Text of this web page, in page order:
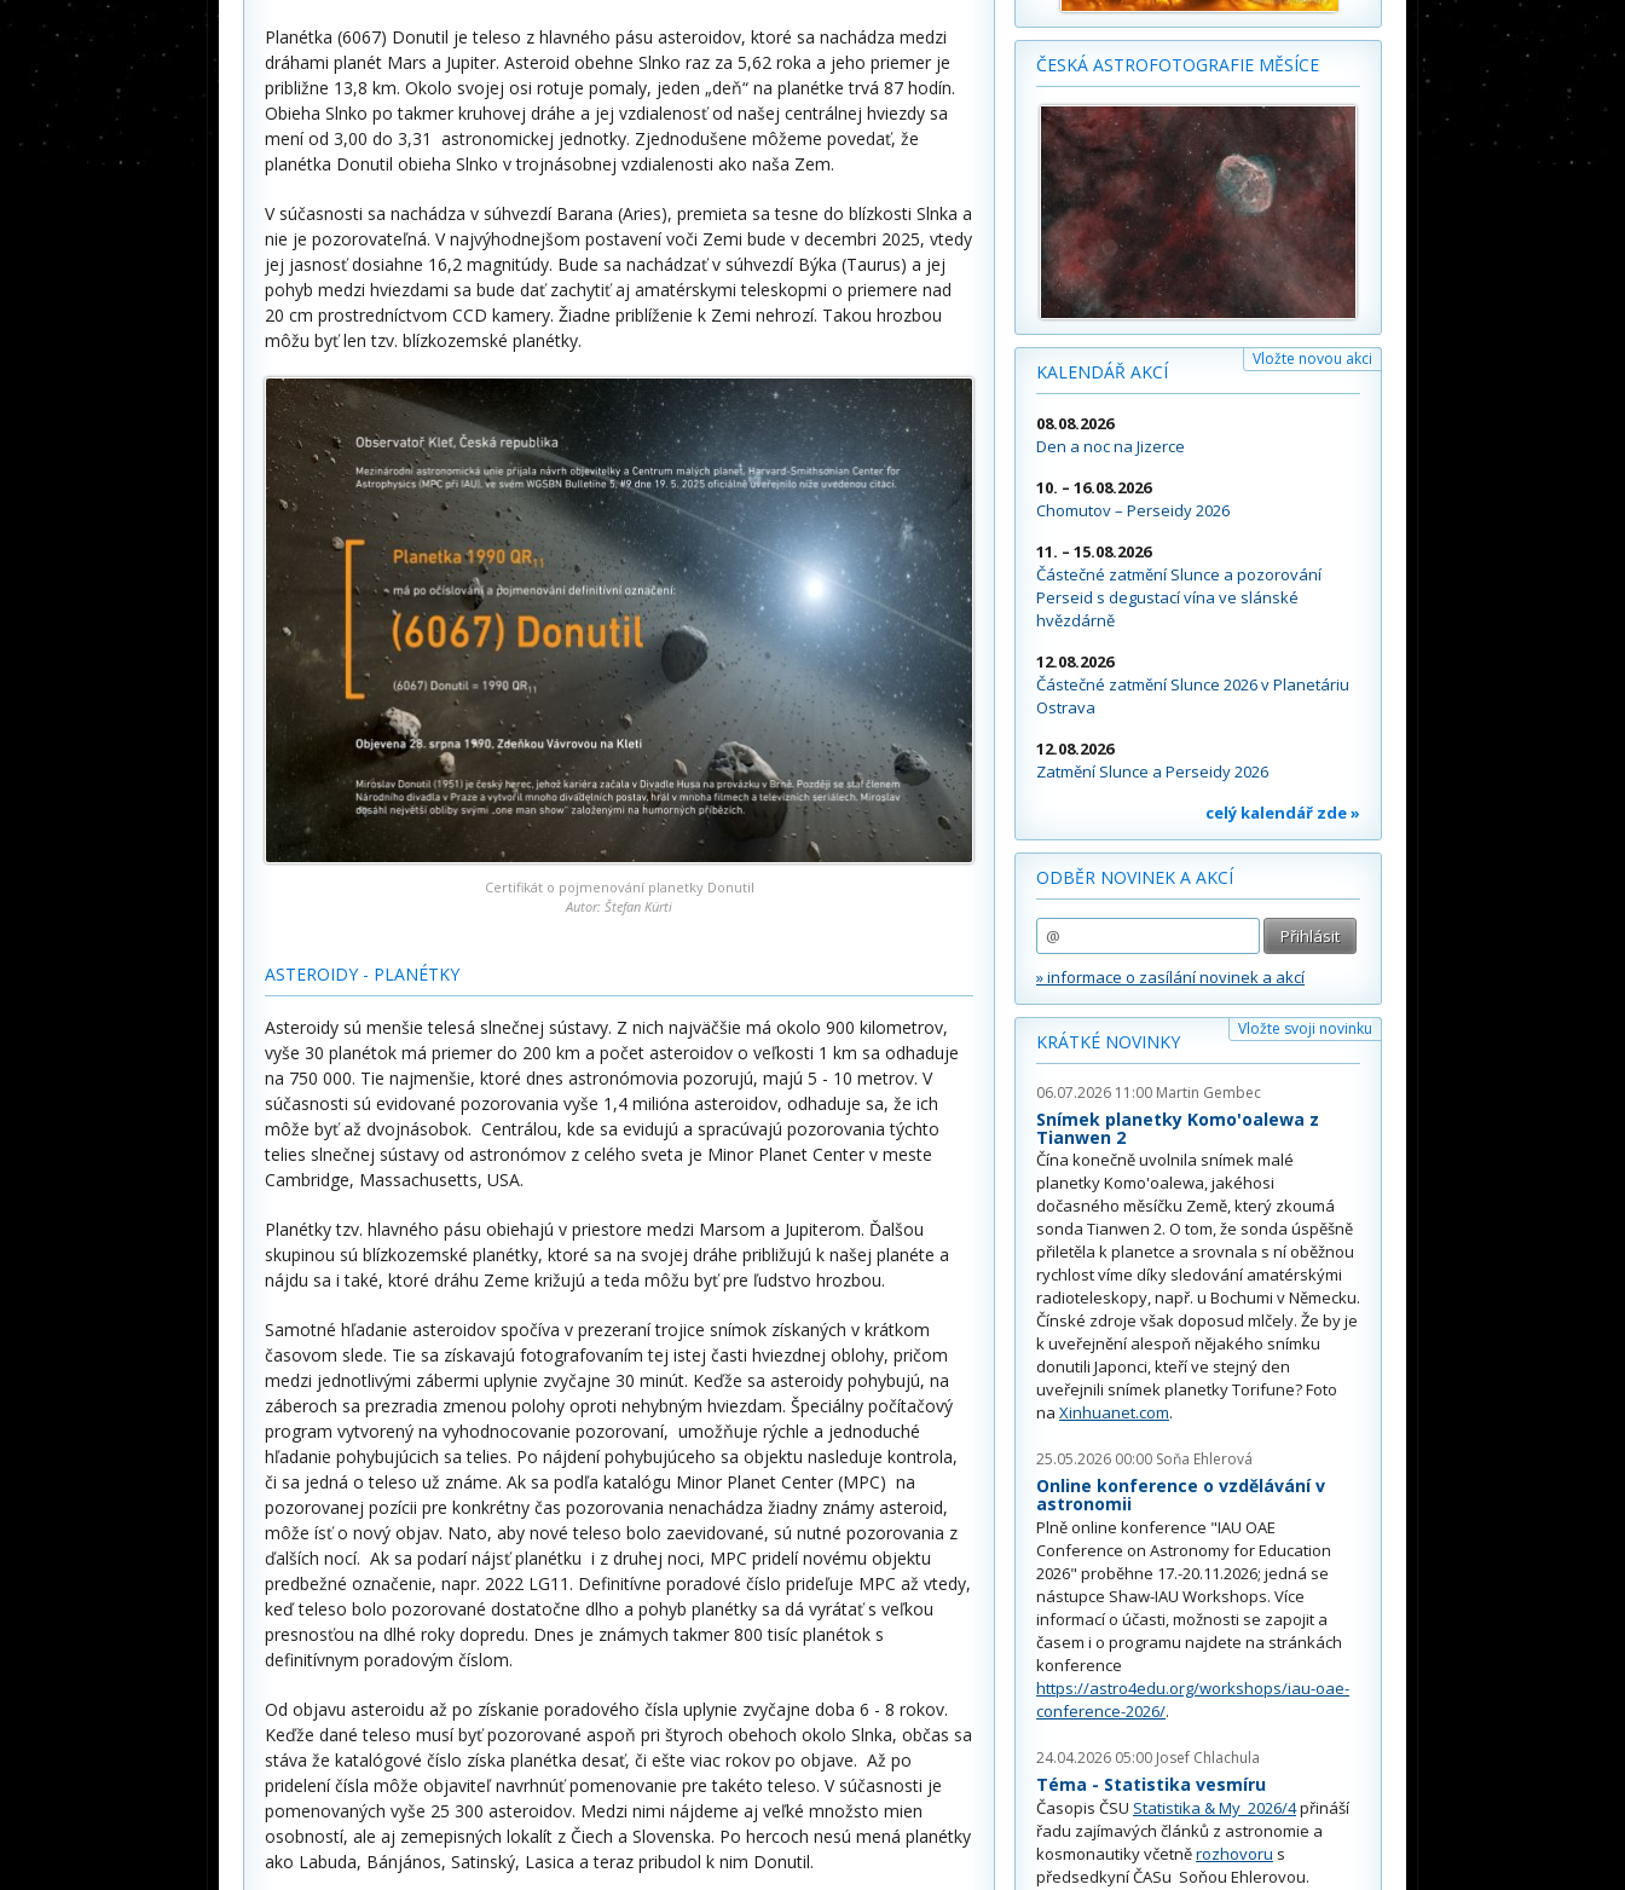
Planétka (6067) Donutil je teleso z hlavného pásu asteroidov, ktoré sa nachádza medzi
dráhami planét Mars a Jupiter. Asteroid obehne Slnko raz za 5,62 roka a jeho priemer je
približne 13,8 km. Okolo svojej osi rotuje pomaly, jeden „deň“ na planétke trvá 87 hodín.
Obieha Slnko po takmer kruhovej dráhe a jej vzdialenosť od našej centrálnej hviezdy sa
mení od 3,00 do 3,31 astronomickej jednotky. Zjednodušene môžeme povedať, že
planétka Donutil obieha Slnko v trojnásobnej vzdialenosti ako naša Zem.
V súčasnosti sa nachádza v súhvezdí Barana (Aries), premieta sa tesne do blízkosti Slnka a
nie je pozorovateľná. V najvýhodnejšom postavení voči Zemi bude v decembri 2025, vtedy
jej jasnosť dosiahne 16,2 magnitúdy. Bude sa nachádzať v súhvezdí Býka (Taurus) a jej
pohyb medzi hviezdami sa bude dať zachytiť aj amatérskymi teleskopmi o priemere nad
20 cm prostredníctvom CCD kamery. Žiadne priblíženie k Zemi nehrozí. Takou hrozbou
môžu byť len tzv. blízkozemské planétky.
Certifikát o pojmenování planetky Donutil
Autor: Štefan Kürti
ASTEROIDY - PLANÉTKY
Asteroidy sú menšie telesá slnečnej sústavy. Z nich najväčšie má okolo 900 kilometrov,
vyše 30 planétok má priemer do 200 km a počet asteroidov o veľkosti 1 km sa odhaduje
na 750 000. Tie najmenšie, ktoré dnes astronómovia pozorujú, majú 5 - 10 metrov. V
súčasnosti sú evidované pozorovania vyše 1,4 milióna asteroidov, odhaduje sa, že ich
môže byť až dvojnásobok. Centrálou, kde sa evidujú a spracúvajú pozorovania týchto
telies slnečnej sústavy od astronómov z celého sveta je Minor Planet Center v meste
Cambridge, Massachusetts, USA.
Planétky tzv. hlavného pásu obiehajú v priestore medzi Marsom a Jupiterom. Ďalšou
skupinou sú blízkozemské planétky, ktoré sa na svojej dráhe približujú k našej planéte a
nájdu sa i také, ktoré dráhu Zeme križujú a teda môžu byť pre ľudstvo hrozbou.
Samotné hľadanie asteroidov spočíva v prezeraní trojice snímok získaných v krátkom
časovom slede. Tie sa získavajú fotografovaním tej istej časti hviezdnej oblohy, pričom
medzi jednotlivými zábermi uplynie zvyčajne 30 minút. Keďže sa asteroidy pohybujú, na
záberoch sa prezradia zmenou polohy oproti nehybným hviezdam. Špeciálny počítačový
program vytvorený na vyhodnocovanie pozorovaní, umožňuje rýchle a jednoduché
hľadanie pohybujúcich sa telies. Po nájdení pohybujúceho sa objektu nasleduje kontrola,
či sa jedná o teleso už známe. Ak sa podľa katalógu Minor Planet Center (MPC) na
pozorovanej pozícii pre konkrétny čas pozorovania nenachádza žiadny známy asteroid,
môže ísť o nový objav. Nato, aby nové teleso bolo zaevidované, sú nutné pozorovania z
ďalších nocí. Ak sa podarí nájsť planétku i z druhej noci, MPC pridelí novému objektu
predbežné označenie, napr. 2022 LG11. Definitívne poradové číslo prideľuje MPC až vtedy,
keď teleso bolo pozorované dostatočne dlho a pohyb planétky sa dá vyrátať s veľkou
presnosťou na dlhé roky dopredu. Dnes je známych takmer 800 tisíc planétok s
definitívnym poradovým číslom.
Od objavu asteroidu až po získanie poradového čísla uplynie zvyčajne doba 6 - 8 rokov.
Keďže dané teleso musí byť pozorované aspoň pri štyroch obehoch okolo Slnka, občas sa
stáva že katalógové číslo získa planétka desať, či ešte viac rokov po objave. Až po
pridelení čísla môže objaviteľ navrhnúť pomenovanie pre takéto teleso. V súčasnosti je
pomenovaných vyše 25 300 asteroidov. Medzi nimi nájdeme aj veľké množsto mien
osobností, ale aj zemepisných lokalít z Čiech a Slovenska. Po hercoch nesú mená planétky
ako Labuda, Bánjános, Satinský, Lasica a teraz pribudol k nim Donutil.
ČESKÁ ASTROFOTOGRAFIE MĚSÍCE
KALENDÁŘ AKCÍ
Vložte novou akci
08.08.2026
Den a noc na Jizerce
10. – 16.08.2026
Chomutov – Perseidy 2026
11. – 15.08.2026
Částečné zatmění Slunce a pozorování
Perseid s degustací vína ve slánské
hvězdárně
12.08.2026
Částečné zatmění Slunce 2026 v Planetáriu
Ostrava
12.08.2026
Zatmění Slunce a Perseidy 2026
celý kalendář zde »
ODBĚR NOVINEK A AKCÍ
» informace o zasílání novinek a akcí
Vložte svoji novinku
KRÁTKÉ NOVINKY
06.07.2026 11:00 Martin Gembec
Snímek planetky Komo'oalewa z
Tianwen 2
Čína konečně uvolnila snímek malé
planetky Komo'oalewa, jakéhosi
dočasného měsíčku Země, který zkoumá
sonda Tianwen 2. O tom, že sonda úspěšně
přiletěla k planetce a srovnala s ní oběžnou
rychlost víme díky sledování amatérskými
radioteleskopy, např. u Bochumi v Německu.
Čínské zdroje však doposud mlčely. Že by je
k uveřejnění alespoň nějakého snímku
donutili Japonci, kteří ve stejný den
uveřejnili snímek planetky Torifune? Foto
na Xinhuanet.com.
25.05.2026 00:00 Soňa Ehlerová
Online konference o vzdělávání v
astronomii
Plně online konference "IAU OAE
Conference on Astronomy for Education
2026" proběhne 17.-20.11.2026; jedná se
nástupce Shaw-IAU Workshops. Více
informací o účasti, možnosti se zapojit a
časem i o programu najdete na stránkách
konference
https://astro4edu.org/workshops/iau-oae-
conference-2026/.
24.04.2026 05:00 Josef Chlachula
Téma - Statistika vesmíru
Časopis ČSU Statistika & My 2026/4přináší
řadu zajímavých článků z astronomie a
kosmonautiky včetněrozhovoru s
předsedkyní ČASu Soňou Ehlerovou.